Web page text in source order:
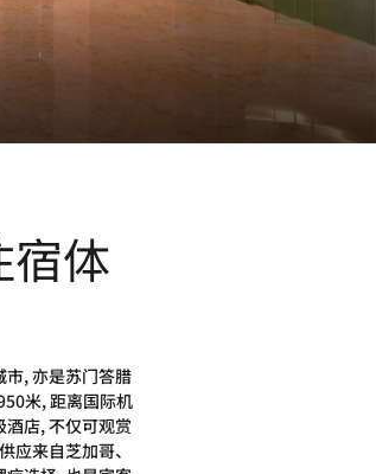
体
, 亦是苏门答腊
米, 距离国际机
店, 不仅可观赏
来自芝加哥、